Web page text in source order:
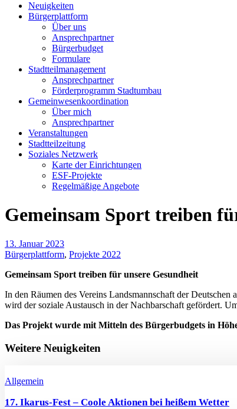
Neuigkeiten
Bürgerplattform
Über uns
Ansprechpartner
Bürgerbudget
Formulare
Stadtteilmanagement
Ansprechpartner
Förderprogramm Stadtumbau
Gemeinwesenkoordination
Über mich
Ansprechpartner
Veranstaltungen
Stadtteilzeitung
Soziales Netzwerk
Karte der Einrichtungen
ESF-Projekte
Regelmäßige Angebote
Gemeinsam Sport treiben
13. Januar 2023
Bürgerplattform, Projekte 2022
Gemeinsam Sport treiben für unsere Gesundheit
In den Räumen des Vereins Landsmannschaft der
wird der soziale Austausch in der Nachbarschaft gefördert.
Das Projekt wurde mit Mitteln des Bürgerbudgets in
Weitere Neuigkeiten
Allgemein
17. Ikarus-Fest – Coole Aktionen bei heißem Wetter